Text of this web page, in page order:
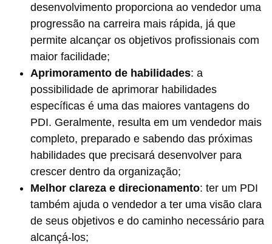
desenvolvimento proporciona ao vendedor uma
progressão na carreira mais rápida, já que
permite alcançar os objetivos profissionais com
maior facilidade;
Aprimoramento de habilidades: a
possibilidade de aprimorar habilidades
específicas é uma das maiores vantagens do
PDI. Geralmente, resulta em um vendedor mais
completo, preparado e sabendo das próximas
habilidades que precisará desenvolver para
crescer dentro da organização;
Melhor clareza e direcionamento: ter um PDI
também ajuda o vendedor a ter uma visão clara
de seus objetivos e do caminho necessário para
alcançá-los;